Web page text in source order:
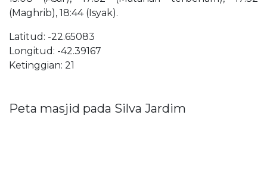
(Maghrib), 18:44 (Isyak).
Latitud: -22.65083
Longitud: -42.39167
Ketinggian: 21
Peta masjid pada Silva Jardim